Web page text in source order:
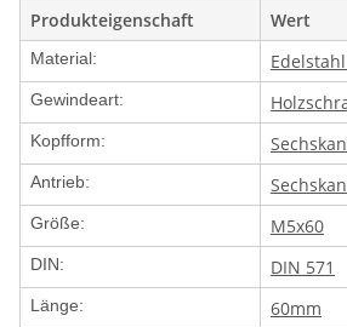
Produkteigenschaft
Wert
Material:
Gewindeart:
Kopfform:
Antrieb:
Größe: M5x60
DIN: DIN 571
Länge: 60mm